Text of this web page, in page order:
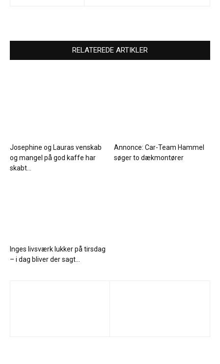
RELATEREDE ARTIKLER
Josephine og Lauras venskab
og mangel på god kaffe har
skabt...
Annonce: Car-Team Hammel
søger to dækmontører
Inges livsværk lukker på tirsdag
– i dag bliver der sagt...